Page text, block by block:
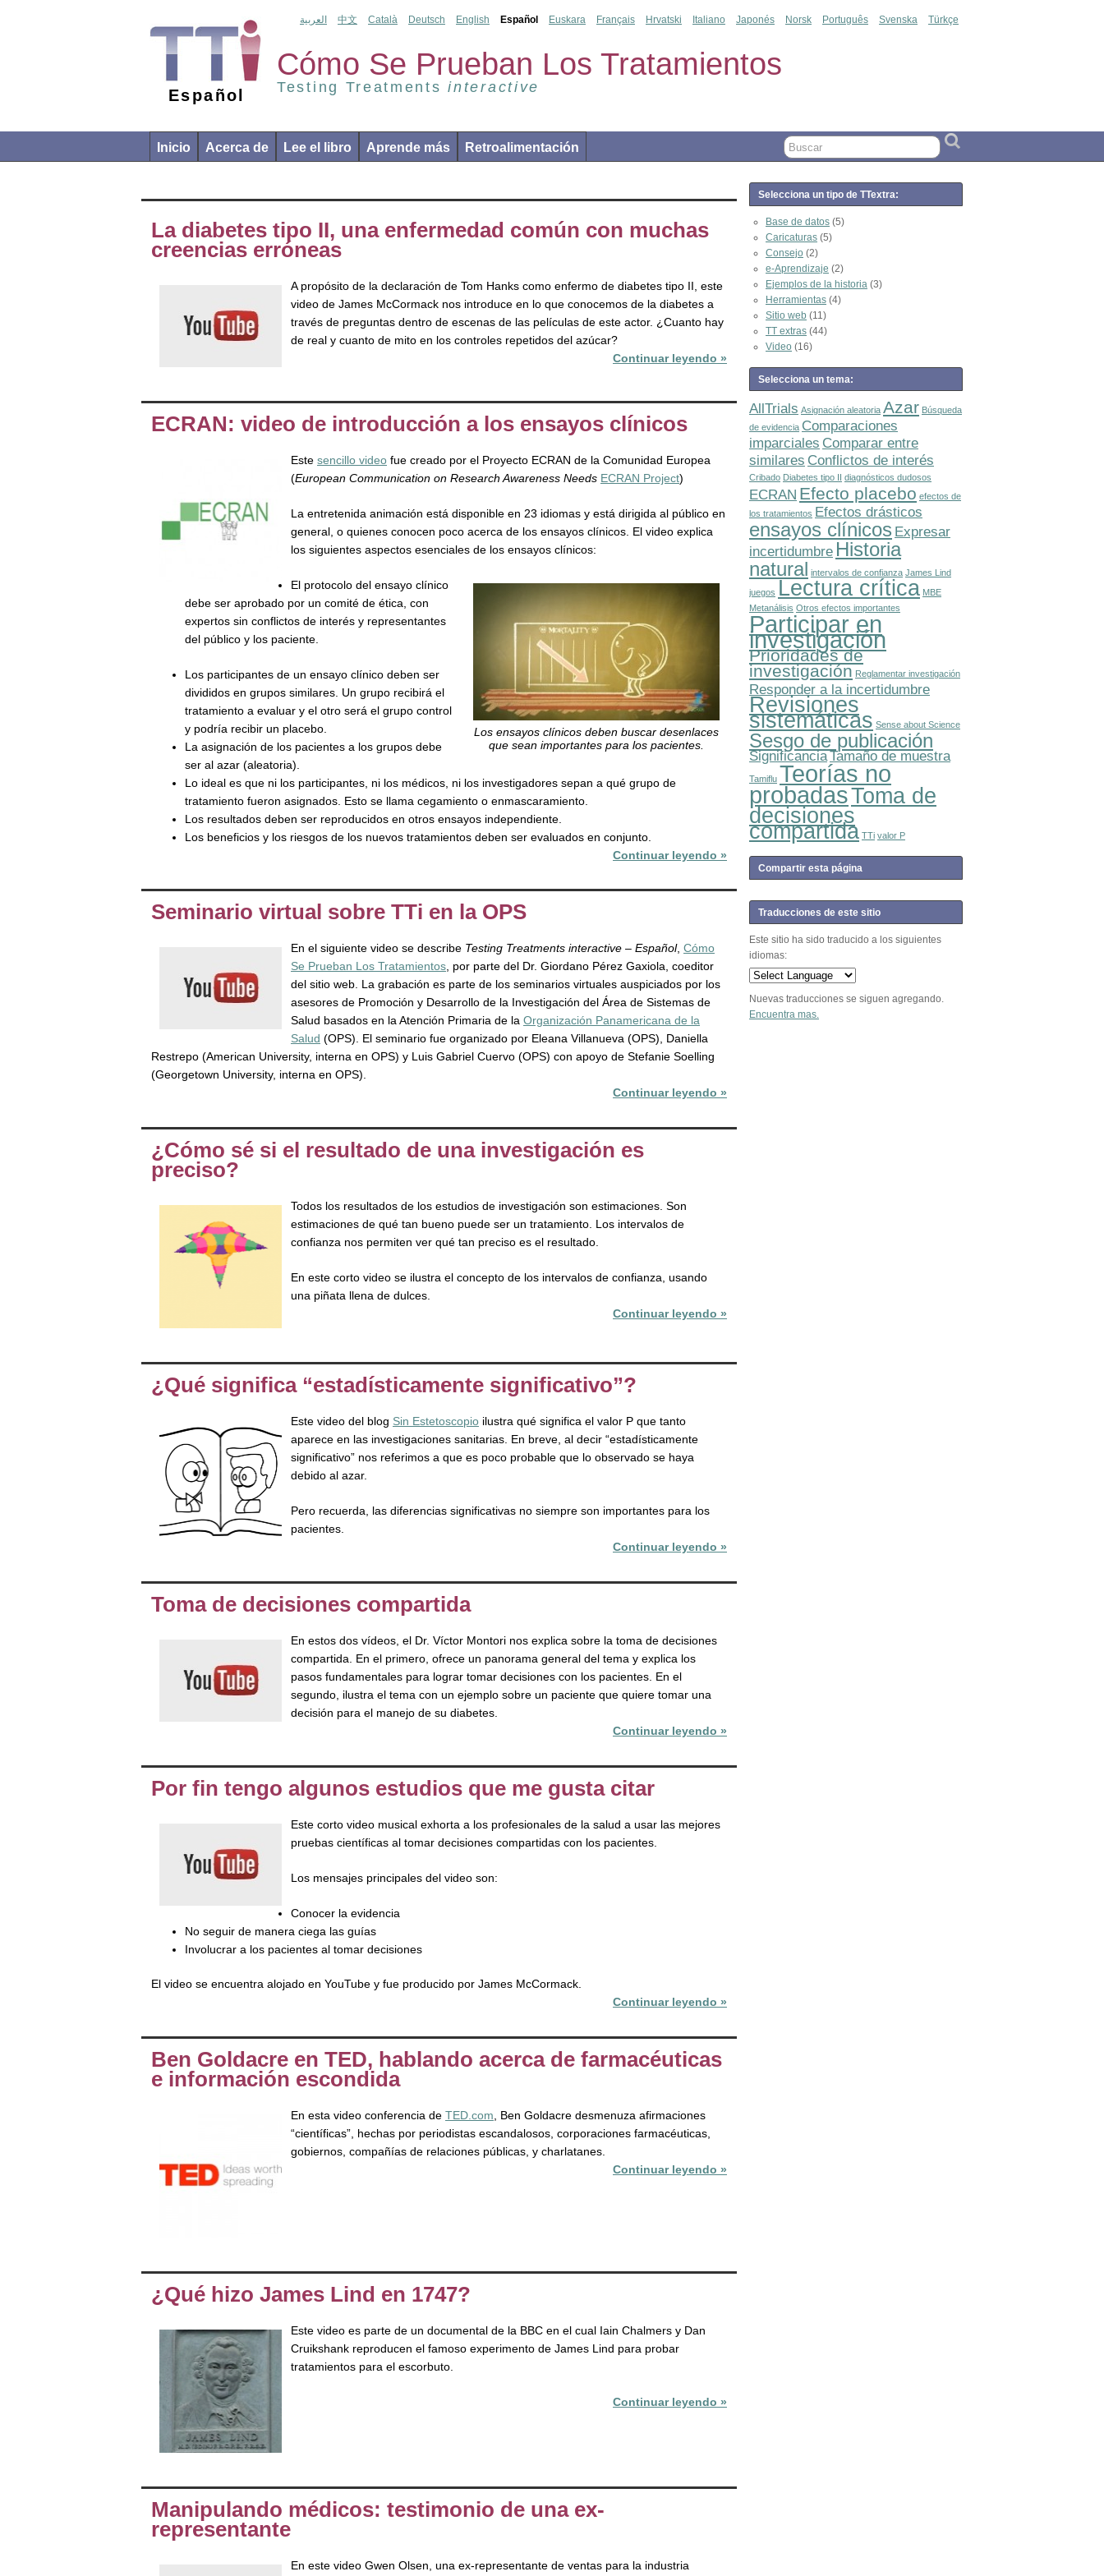
Español
Cómo Se Prueban Los Tratamientos
Testing Treatmentsinteractive
العربية 中文 Català Deutsch English Español Euskara Français Hrvatski Italiano Japonés Norsk Português Svenska Türkçe
Inicio Acerca de Lee el libro Aprende más Retroalimentación
La diabetes tipo II, una enfermedad común con muchas
creencias erróneas
A propósito de la declaración de Tom Hanks como enfermo de diabetes tipo II, este
video de James McCormack nos introduce en lo que conocemos de la diabetes a
través de preguntas dentro de escenas de las películas de este actor. ¿Cuanto hay
de real y cuanto de mito en los controles repetidos del azúcar?
Continuar leyendo »
ECRAN: video de introducción a los ensayos clínicos
Este sencillo video fue creado por el Proyecto ECRAN de la Comunidad Europea
(European Communication on Research Awareness Needs ECRAN Project)
La entretenida animación está disponible en 23 idiomas y está dirigida al público en
general, o quienes conocen poco acerca de los ensayos clínicos. El video explica
los siguientes aspectos esenciales de los ensayos clínicos:
Los ensayos clínicos deben buscar desenlaces
que sean importantes para los pacientes.
El protocolo del ensayo clínico
debe ser aprobado por un comité de ética, con
expertos sin conflictos de interés y representantes
del público y los paciente.
Los participantes de un ensayo clínico deben ser
divididos en grupos similares. Un grupo recibirá el
tratamiento a evaluar y el otro será el grupo control
y podría recibir un placebo.
La asignación de los pacientes a los grupos debe
ser al azar (aleatoria).
Lo ideal es que ni los participantes, ni los médicos, ni los investigadores sepan a qué grupo de
tratamiento fueron asignados. Esto se llama cegamiento o enmascaramiento.
Los resultados deben ser reproducidos en otros ensayos independiente.
Los beneficios y los riesgos de los nuevos tratamientos deben ser evaluados en conjunto.
Continuar leyendo »
Seminario virtual sobre TTi en la OPS
En el siguiente video se describe Testing Treatments interactive – Español, Cómo
Se Prueban Los Tratamientos, por parte del Dr. Giordano Pérez Gaxiola, coeditor
del sitio web. La grabación es parte de los seminarios virtuales auspiciados por los
asesores de Promoción y Desarrollo de la Investigación del Área de Sistemas de
Salud basados en la Atención Primaria de la Organización Panamericana de la
Salud (OPS). El seminario fue organizado por Eleana Villanueva (OPS), Daniella
Restrepo (American University, interna en OPS) y Luis Gabriel Cuervo (OPS) con apoyo de Stefanie Soelling
(Georgetown University, interna en OPS).
Continuar leyendo »
¿Cómo sé si el resultado de una investigación es
preciso?
Todos los resultados de los estudios de investigación son estimaciones. Son
estimaciones de qué tan bueno puede ser un tratamiento. Los intervalos de
confianza nos permiten ver qué tan preciso es el resultado.
En este corto video se ilustra el concepto de los intervalos de confianza, usando
una piñata llena de dulces.
Continuar leyendo »
¿Qué significa “estadísticamente significativo”?
Este video del blog Sin Estetoscopio ilustra qué significa el valor P que tanto
aparece en las investigaciones sanitarias. En breve, al decir “estadísticamente
significativo” nos referimos a que es poco probable que lo observado se haya
debido al azar.
Pero recuerda, las diferencias significativas no siempre son importantes para los
pacientes.
Continuar leyendo »
Toma de decisiones compartida
En estos dos vídeos, el Dr. Víctor Montori nos explica sobre la toma de decisiones
compartida. En el primero, ofrece un panorama general del tema y explica los
pasos fundamentales para lograr tomar decisiones con los pacientes. En el
segundo, ilustra el tema con un ejemplo sobre un paciente que quiere tomar una
decisión para el manejo de su diabetes.
Continuar leyendo »
Por fin tengo algunos estudios que me gusta citar
Este corto video musical exhorta a los profesionales de la salud a usar las mejores
pruebas científicas al tomar decisiones compartidas con los pacientes.
Los mensajes principales del video son:
Conocer la evidencia
No seguir de manera ciega las guías
Involucrar a los pacientes al tomar decisiones
El video se encuentra alojado en YouTube y fue producido por James McCormack.
Continuar leyendo »
Ben Goldacre en TED, hablando acerca de farmacéuticas
e información escondida
En esta video conferencia de TED.com, Ben Goldacre desmenuza afirmaciones
“científicas”, hechas por periodistas escandalosos, corporaciones farmacéuticas,
gobiernos, compañías de relaciones públicas, y charlatanes.
Continuar leyendo »
¿Qué hizo James Lind en 1747?
Este video es parte de un documental de la BBC en el cual Iain Chalmers y Dan
Cruikshank reproducen el famoso experimento de James Lind para probar
tratamientos para el escorbuto.
Continuar leyendo »
Manipulando médicos: testimonio de una ex-
representante
En este video Gwen Olsen, una ex-representante de ventas para la industria
Selecciona un tipo de TTextra:
Base de datos (5)
Caricaturas (5)
Consejo (2)
e-Aprendizaje (2)
Ejemplos de la historia (3)
Herramientas (4)
Sitio web (11)
TT extras (44)
Video (16)
Selecciona un tema:
AllTrials Asignación aleatoria Azar Búsqueda
de evidencia Comparaciones
imparciales Comparar entre
similares Conflictos de interés
Cribado Diabetes tipo II diagnósticos dudosos
ECRAN Efecto placebo efectos de
los tratamientos Efectos drásticos
ensayos clínicos Expresar
incertidumbre Historia
natural intervalos de confianza James Lind
juegos Lectura crítica MBE
Metanálisis Otros efectos importantes
Participar en
investigación
Prioridades de
investigación Reglamentar investigación
Responder a la incertidumbre
Revisiones
sistemáticas Sense about Science
Sesgo de publicación
SignificanciaTamaño de muestra
Tamiflu Teorías no
probadasToma de
decisiones
compartida TTi valor P
Compartir esta página
Traducciones de este sitio
Este sitio ha sido traducido a los siguientes
idiomas:
Nuevas traducciones se siguen agregando.
Encuentra mas.